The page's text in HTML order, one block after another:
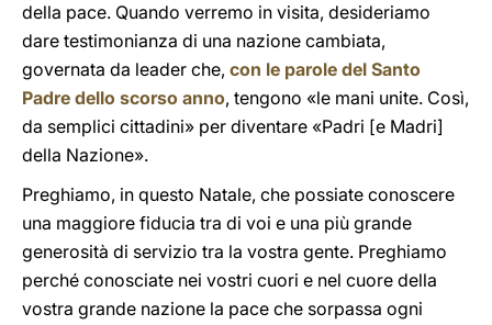
della pace. Quando verremo in visita, desideriamo
dare testimonianza di una nazione cambiata,
governata da leader che, con le parole del Santo
Padre dello scorso anno, tengono «le mani unite. Così,
da semplici cittadini» per diventare «Padri [e Madri]
della Nazione».
Preghiamo, in questo Natale, che possiate conoscere
una maggiore fiducia tra di voi e una più grande
generosità di servizio tra la vostra gente. Preghiamo
perché conosciate nei vostri cuori e nel cuore della
vostra grande nazione la pace che sorpassa ogni